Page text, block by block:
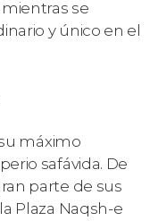
se
y único en el
máximo
safávida. De
parte de sus
Plaza Naqsh-e